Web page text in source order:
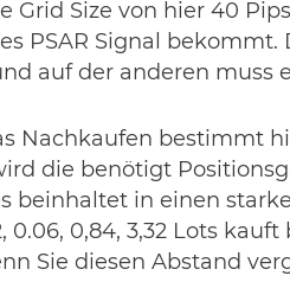
Grid Size von hier 40
PSAR Signal
auf der anderen muss
Nachkaufen bestimmt
die benötigt
beinhaltet in einen
0.06, 0,84, 3,32 Lots
Sie diesen Abstand